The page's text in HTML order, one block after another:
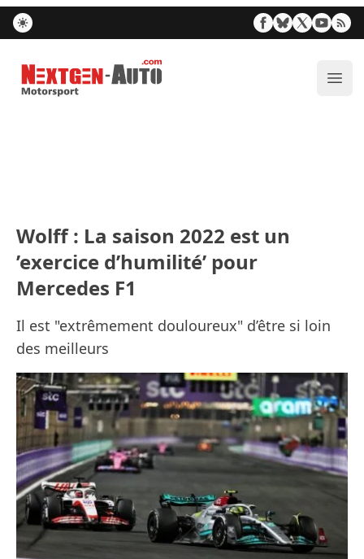
Nextgen-Auto.com
Wolff : La saison 2022 est un
’exercice d’humilité’ pour
Mercedes F1
Il est "extrêmement douloureux" d’être si loin
des meilleurs